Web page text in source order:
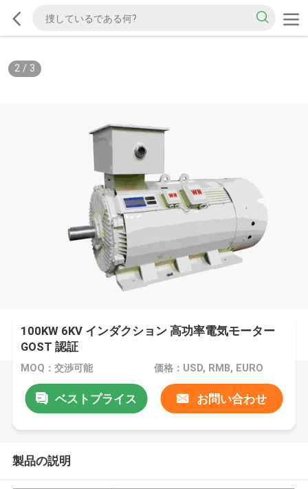
2/ 3
100KW 6KV インダクション 高功率電気モーター
GOST 認証
MOQ：交渉可能 価格：USD, RMB, EURO
ベストプライス お問い合わせ
製品の説明